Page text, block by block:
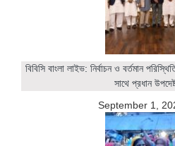
বিবিসি বাংলা লাইভ: নির্বাচন ও বর্তমান
সাথে প্রধান
September 1,